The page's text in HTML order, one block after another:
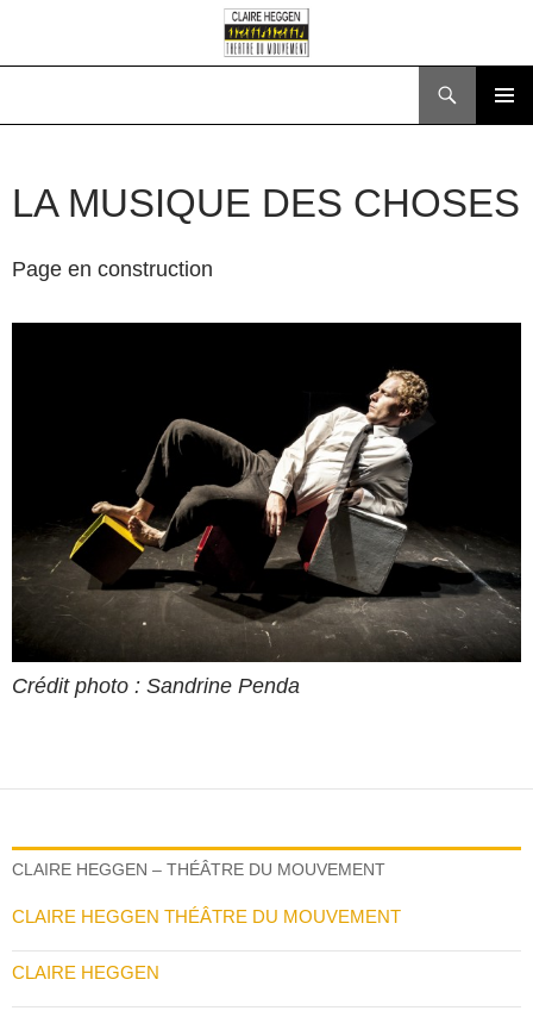
LA MUSIQUE DES CHOSES
Page en construction
Crédit photo : Sandrine Penda
CLAIRE HEGGEN – THÉÂTRE DU MOUVEMENT
CLAIRE HEGGEN THÉÂTRE DU MOUVEMENT
CLAIRE HEGGEN